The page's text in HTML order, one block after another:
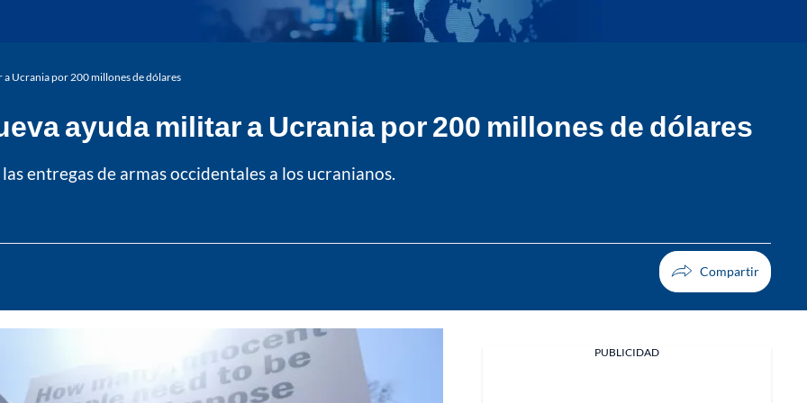
Ucrania por 200 millones de dólares
ayuda militar a Ucrania por 200 millones de dólares
entregas de armas occidentales a los ucranianos.
PUBLICIDAD